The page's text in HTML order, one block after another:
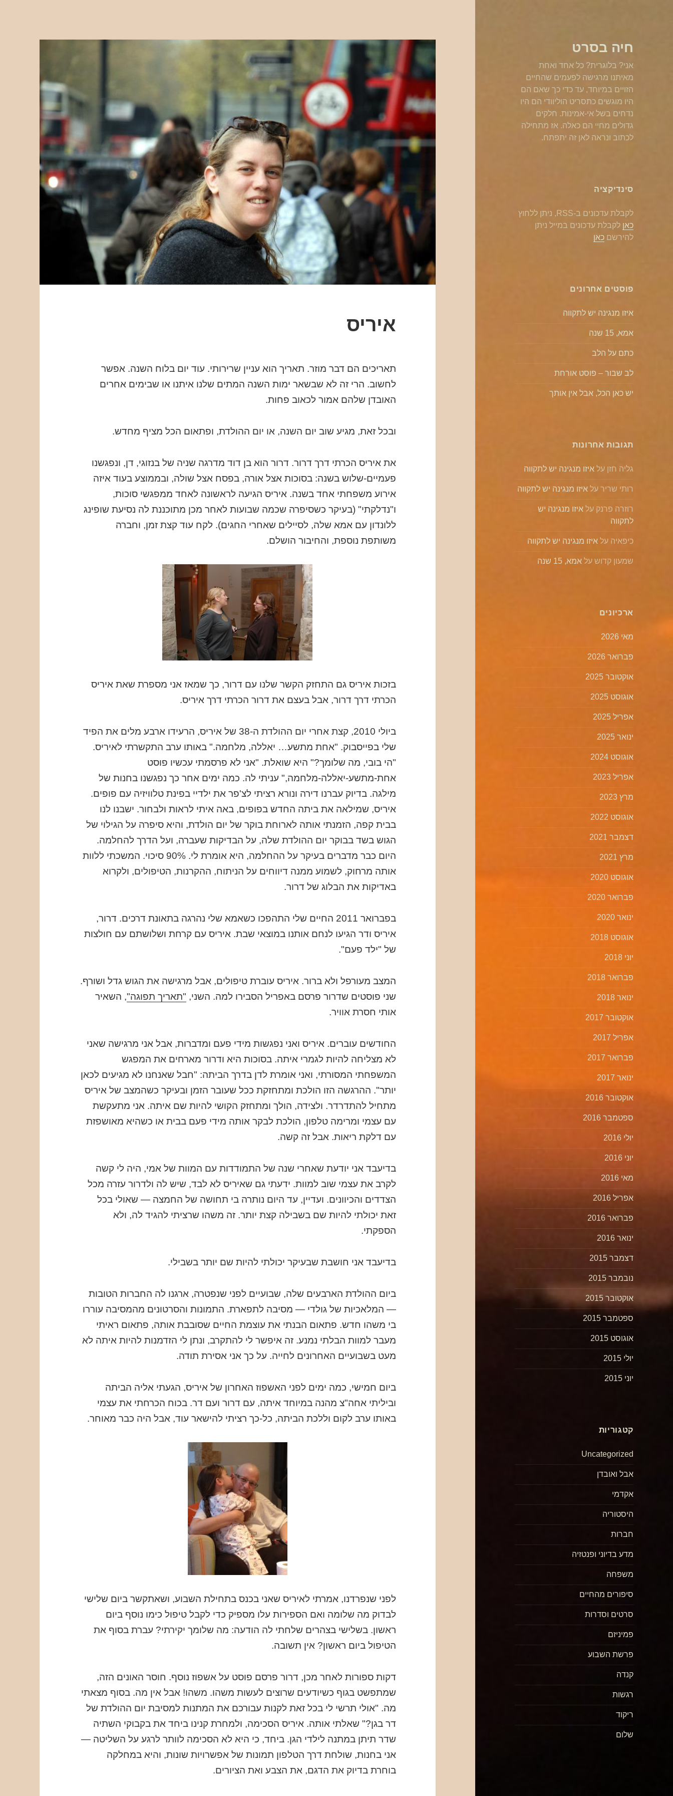
חיה בסרט
אני? בלוגרית? כל אחד ואחת
מאיתנו מרגישה לפעמים שהחיים
הזויים במיוחד, עד כדי כך שאם הם
היו מוגשים כתסריט הוליוודי הם היו
נדחים בשל אי-אמינות. חלקים
גדולים מחיי הם כאלה. אז מתחילה
לכתוב ונראה לאן זה יתפתח.
סינדיקציה
לקבלת עדכונים ב-RSS, ניתן ללחוץ
כאן לקבלת עדכונים במייל ניתן
להירשםכאן
פוסטים אחרונים
איזו מנגינה יש לתקווה
אמא, 15 שנה
כתם על הלב
לב שבור – פוסט אורחת
יש כאן הכל, אבל אין אותך
תגובות אחרונות
גליה חזן עלאיזו מנגינה יש לתקווה
רותי שריר עלאיזו מנגינה יש לתקווה
רוזרה פרנק עלאיזו מנגינה יש
לתקווה
כיפאיה עלאיזו מנגינה יש לתקווה
שמעון קדוש עלאמא, 15 שנה
ארכיונים
מאי 2026
פברואר 2026
אוקטובר 2025
אוגוסט 2025
אפריל 2025
ינואר 2025
אוגוסט 2024
אפריל 2023
מרץ 2023
אוגוסט 2022
דצמבר 2021
מרץ 2021
אוגוסט 2020
פברואר 2020
ינואר 2020
אוגוסט 2018
יוני 2018
פברואר 2018
ינואר 2018
אוקטובר 2017
אפריל 2017
פברואר 2017
ינואר 2017
אוקטובר 2016
ספטמבר 2016
יולי 2016
יוני 2016
מאי 2016
אפריל 2016
פברואר 2016
ינואר 2016
דצמבר 2015
נובמבר 2015
אוקטובר 2015
ספטמבר 2015
אוגוסט 2015
יולי 2015
יוני 2015
קטגוריות
Uncategorized
אבל ואובדן
אקדמי
היסטוריה
חברות
מדע בדיוני ופנטזיה
משפחה
סיפורים מהחיים
סרטים וסדרות
פמיניזם
פרשת השבוע
קנדה
רגשות
ריקוד
שלום
איריס
תאריכים הם דבר מוזר. תאריך הוא עניין שרירותי. עוד יום בלוח השנה. אפשר
לחשוב. הרי זה לא שבשאר ימות השנה המתים שלנו איתנו או שבימים אחרים
האובדן שלהם אמור לכאוב פחות.
ובכל זאת, מגיע שוב יום השנה, או יום ההולדת, ופתאום הכל מציף מחדש.
את איריס הכרתי דרך דרור. דרור הוא בן דוד מדרגה שניה של בנזוגי, דן, ונפגשנו
פעמיים-שלוש בשנה: בסוכות אצל אורה, בפסח אצל שולה, ובממוצע בעוד איזה
אירוע משפחתי אחד בשנה. איריס הגיעה לראשונה לאחד ממפגשי סוכות,
ו"נדלקתי" (בעיקר כשסיפרה שכמה שבועות לאחר מכן מתוכננת לה נסיעת שופינג
ללונדון עם אמא שלה, לסיילים שאחרי החגים). לקח עוד קצת זמן, וחברה
משותפת נוספת, והחיבור הושלם.
בזכות איריס גם התחזק הקשר שלנו עם דרור, כך שמאז אני מספרת שאת איריס
הכרתי דרך דרור, אבל בעצם את דרור הכרתי דרך איריס.
ביולי 2010, קצת אחרי יום ההולדת ה-38 של איריס, הרעידו ארבע מלים את הפיד
שלי בפייסבוק. "אחת מתשע… יאללה, מלחמה." באותו ערב התקשרתי לאיריס.
"הי בובי, מה שלומך?" היא שואלת. "אני לא פרסמתי עכשיו פוסט
אחת-מתשע-יאללה-מלחמה," עניתי לה. כמה ימים אחר כך נפגשנו בחנות של
מילגה. בדיוק עברנו דירה ונורא רציתי לצ'פר את ילדיי בפינת טלוויזיה עם פופים.
איריס, שמילאה את ביתה החדש בפופים, באה איתי לראות ולבחור. ישבנו לנו
בבית קפה, הזמנתי אותה לארוחת בוקר של יום הולדת, והיא סיפרה על הגילוי של
הגוש בשד בבוקר יום ההולדת שלה, על הבדיקות שעברה, ועל הדרך להחלמה.
היום כבר מדברים בעיקר על ההחלמה, היא אומרת לי. 90% סיכוי. המשכתי ללוות
אותה מרחוק, לשמוע ממנה דיווחים על הניתוח, ההקרנות, הטיפולים, ולקרוא
באדיקות את הבלוג של דרור.
בפברואר 2011 החיים שלי התהפכו כשאמא שלי נהרגה בתאונת דרכים. דרור,
איריס ודר הגיעו לנחם אותנו במוצאי שבת. איריס עם קרחת ושלושתם עם חולצות
של "ילד פעם".
המצב מעורפל ולא ברור. איריס עוברת טיפולים, אבל מרגישה את הגוש גדל ושורף.
שני פוסטים שדרור פרסם באפריל הסבירו למה. השני, "תאריך תפוגה", השאיר
אותי חסרת אוויר.
החודשים עוברים. איריס ואני נפגשות מידי פעם ומדברות, אבל אני מרגישה שאני
לא מצליחה להיות לגמרי איתה. בסוכות היא ודרור מארחים את המפגש
המשפחתי המסורתי, ואני אומרת לדן בדרך הביתה: "חבל שאנחנו לא מגיעים לכאן
יותר". ההרגשה הזו הולכת ומתחזקת ככל שעובר הזמן ובעיקר כשהמצב של איריס
מתחיל להתדרדר. ולצידה, הולך ומתחזק הקושי להיות שם איתה. אני מתעקשת
עם עצמי ומרימה טלפון, הולכת לבקר אותה מידי פעם בבית או כשהיא מאושפזת
עם דלקת ריאות. אבל זה קשה.
בדיעבד אני יודעת שאחרי שנה של התמודדות עם המוות של אמי, היה לי קשה
לקרב את עצמי שוב למוות. ידעתי גם שאיריס לא לבד, שיש לה ולדרור עזרה מכל
הצדדים והכיוונים. ועדיין, עד היום נותרה בי תחושה של החמצה — שאולי בכל
זאת יכולתי להיות שם בשבילה קצת יותר. זה משהו שרציתי להגיד לה, ולא
הספקתי.
בדיעבד אני חושבת שבעיקר יכולתי להיות שם יותר בשבילי.
ביום ההולדת הארבעים שלה, שבועיים לפני שנפטרה, ארגנו לה החברות הטובות
— המלאכיות של גולדי — מסיבה לתפארת. התמונות והסרטונים מהמסיבה עוררו
בי משהו חדש. פתאום הבנתי את עוצמת החיים שסובבת אותה, פתאום ראיתי
מעבר למוות הבלתי נמנע. זה איפשר לי להתקרב, ונתן לי הזדמנות להיות איתה לא
מעט בשבועיים האחרונים לחייה. על כך אני אסירת תודה.
ביום חמישי, כמה ימים לפני האשפוז האחרון של איריס, הגעתי אליה הביתה
וביליתי אחה"צ מהנה במיוחד איתה, עם דרור ועם דר. בכוח הכרחתי את עצמי
באותו ערב לקום וללכת הביתה, כל-כך רציתי להישאר עוד, אבל היה כבר מאוחר.
לפני שנפרדנו, אמרתי לאיריס שאני בכנס בתחילת השבוע, ושאתקשר ביום שלישי
לבדוק מה שלומה ואם הספירות עלו מספיק כדי לקבל טיפול כימו נוסף ביום
ראשון. בשלישי בצהרים שלחתי לה הודעה: מה שלומך יקירתי? עברת בסוף את
הטיפול ביום ראשון? אין תשובה.
דקות ספורות לאחר מכן, דרור פרסם פוסט על אשפוז נוסף. חוסר האונים הזה,
שמתפשט בגוף כשיודעים שרוצים לעשות משהו. משהו! אבל אין מה. בסוף מצאתי
מה. "אולי תרשי לי בכל זאת לקנות עבורכם את המתנות למסיבת יום ההולדת של
דר בגן?" שאלתי אותה. איריס הסכימה, ולמחרת קנינו ביחד את בקבוקי השתיה
שדר תיתן במתנה לילדי הגן. ביחד, כי היא לא הסכימה לוותר לרגע על השליטה —
אני בחנות, שולחת דרך הטלפון תמונות של אפשרויות שונות, והיא במחלקה
בוחרת בדיוק את הדגם, את הצבע ואת הציורים.